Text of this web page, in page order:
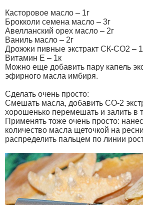
Касторовое масло – 1г
Брокколи семена масло – 3г
Авелланский орех масло – 2г
Ваниль масло – 2г
Дрожжи пивные экстракт СК-СО2 –
Витамин Е – 1к
Можно еще добавить пару капель
эфирного масла имбиря.
Сделать очень просто:
Смешать масла, добавить СО-2
хорошенько перемешать и залить в
Применять тоже очень просто:
количество масла щеточкой на
распределить пальцем по линии